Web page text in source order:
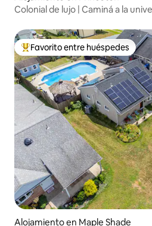
Colonial de lujo | Caminá a la
Favorito entre los huéspedes
Favorito entre huéspedes
Alojamiento en Maple Shade